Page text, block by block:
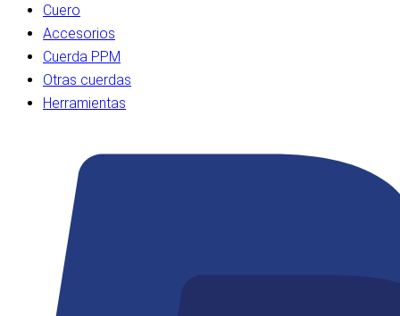
Cuero
Accesorios
Cuerda PPM
Otras cuerdas
Herramientas